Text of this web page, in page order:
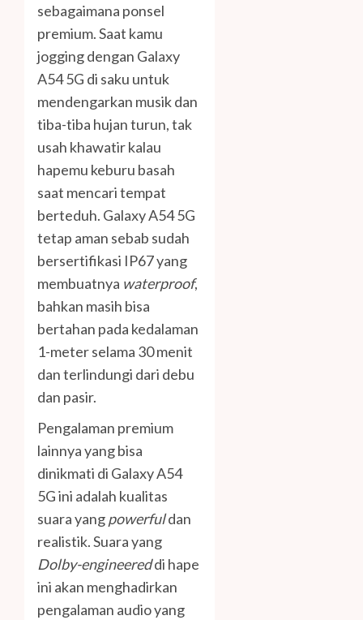
sebagaimana ponsel
premium. Saat kamu
jogging dengan Galaxy
A54 5G di saku untuk
mendengarkan musik dan
tiba-tiba hujan turun, tak
usah khawatir kalau
hapemu keburu basah
saat mencari tempat
berteduh. Galaxy A54 5G
tetap aman sebab sudah
bersertifikasi IP67 yang
membuatnya waterproof,
bahkan masih bisa
bertahan pada kedalaman
1-meter selama 30 menit
dan terlindungi dari debu
dan pasir.
Pengalaman premium
lainnya yang bisa
dinikmati di Galaxy A54
5G ini adalah kualitas
suara yangpowerfuldan
realistik. Suara yang
Dolby-engineereddi hape
ini akan menghadirkan
pengalaman audio yang